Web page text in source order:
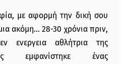
με αφορμή την δική σου
ακόμη... 28-30 χρόνια πριν,
ενεργεια αθλήτρια της
εμφανίστηκε ένας